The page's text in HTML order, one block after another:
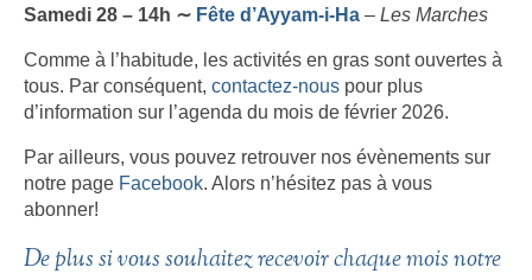
Samedi 28 – 14h ∼ Fête d’Ayyam-i-Ha – Les Marches
Comme à l’habitude, les activités en gras sont ouvertes à
tous. Par conséquent, contactez-nous pour plus
d’information sur l’agenda du mois de février 2026.
Par ailleurs, vous pouvez retrouver nos évènements sur
notre page Facebook. Alors n’hésitez pas à vous
abonner!
De plus si vous souhaitez recevoir chaque mois notre